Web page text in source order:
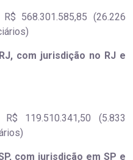
568.301.585,85 (26.226
com jurisdição no RJ e
R$ 119.510.341,50 (5.833
com jurisdição em SP e